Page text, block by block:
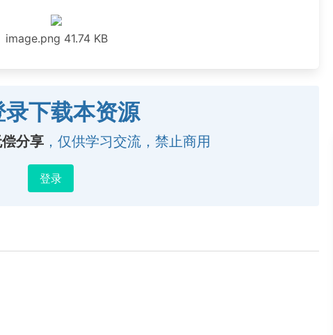
image.png 41.74 KB
录下载本资源
分享 ，仅供学习交流，禁止商用
登录